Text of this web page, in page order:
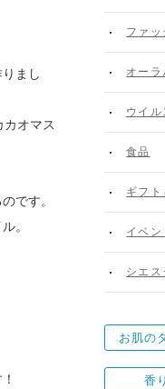
まし
オマス
です。
。
ファッ
オーラ
ウイル
食品
ギフト
イベ
シエス
お肌の
香